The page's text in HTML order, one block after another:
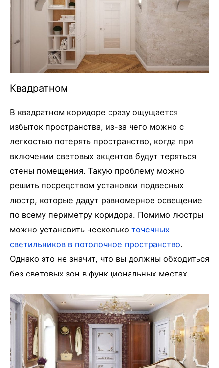
Квадратном
В квадратном коридоре сразу ощущается
избыток пространства, из-за чего можно с
легкостью потерять пространство, когда при
включении световых акцентов будут теряться
стены помещения. Такую проблему можно
решить посредством установки подвесных
люстр, которые дадут равномерное освещение
по всему периметру коридора. Помимо люстры
можно установить несколько точечных
светильников в потолочное пространство.
Однако это не значит, что вы должны обходиться
без световых зон в функциональных местах.